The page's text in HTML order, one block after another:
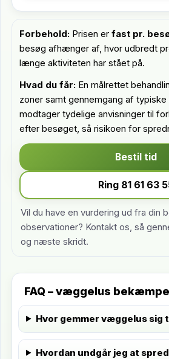
Forbehold: Prisen er fast pr.
besøg afhænger af, hvor udbredt
længe aktiviteten har stået på.
Hvad du får: En målrettet
zoner samt gennemgang af typiske
modtager tydelige anvisninger til
efter besøget, så risikoen for
Bestil tid
Ring 81 61 63
Vil du have en vurdering ud fra din
observationer? Kontakt os, så
og næste skridt.
FAQ – væggelus
Hvor gemmer væggelus sig
Hvordan undgår jeg at